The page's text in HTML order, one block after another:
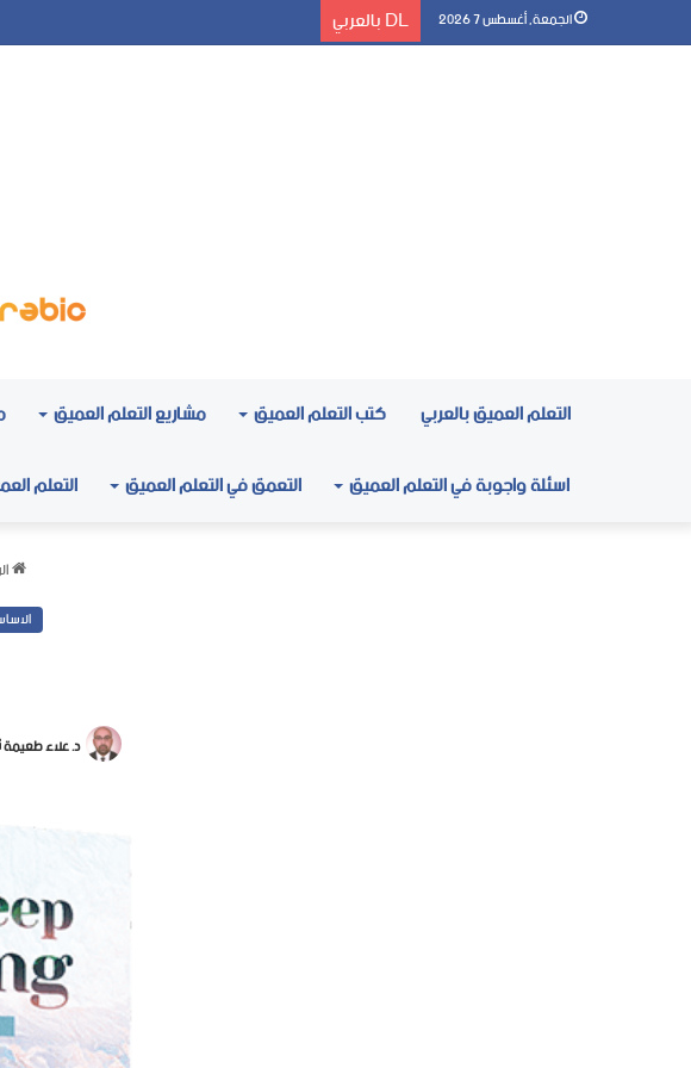
الجمعة, أغسطس 7 2026 DL بالعربي
التعلم العميق بالعربي كتب التعلم العميق مشاريع التعلم العميق
اسئلة واجوبة في التعلم العميق
التعمق في التعلم العميق التعلم
د. علاء طعيمة